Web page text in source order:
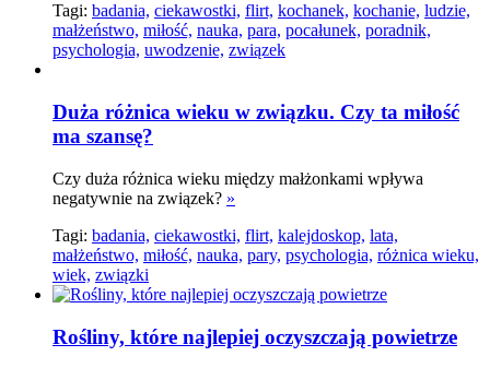
Tagi: badania, ciekawostki, flirt, kochanek, kochanie, ludzie,
małżeństwo, miłość, nauka, para, pocałunek, poradnik,
psychologia, uwodzenie, związek
Duża różnica wieku w związku. Czy ta miłość
ma szansę?
Czy duża różnica wieku między małżonkami wpływa
negatywnie na związek? »
Tagi: badania, ciekawostki, flirt, kalejdoskop, lata,
małżeństwo, miłość, nauka, pary, psychologia, różnica wieku,
wiek, związki
Rośliny, które najlepiej oczyszczają powietrze